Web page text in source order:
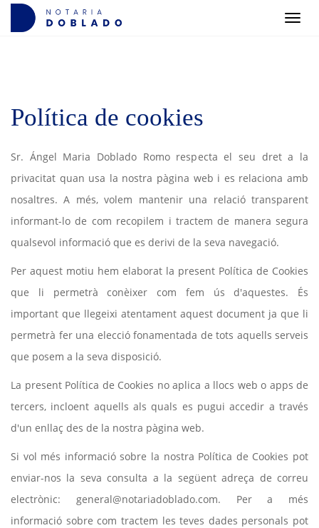
Menú
Política de cookies
Sr. Ángel Maria Doblado Romo respecta el seu dret a la
privacitat quan usa la nostra pàgina web i es relaciona amb
nosaltres. A més, volem mantenir una relació transparent
informant-lo de com recopilem i tractem de manera segura
qualsevol informació que es derivi de la seva navegació.
Per aquest motiu hem elaborat la present Política de Cookies
que li permetrà conèixer com fem ús d'aquestes. És
important que llegeixi atentament aquest document ja que li
permetrà fer una elecció fonamentada de tots aquells serveis
que posem a la seva disposició.
La present Política de Cookies no aplica a llocs web o apps de
tercers, incloent aquells als quals es pugui accedir a través
d'un enllaç des de la nostra pàgina web.
Si vol més informació sobre la nostra Política de Cookies pot
enviar-nos la seva consulta a la següent adreça de correu
electrònic: general@notariadoblado.com. Per a més
informació sobre com tractem les teves dades personals pot